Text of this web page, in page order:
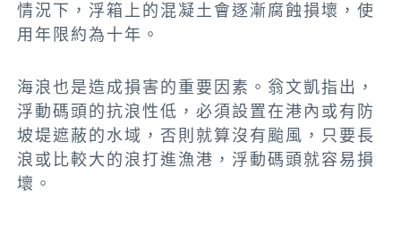
情況下，浮箱上的混凝土會逐漸腐蝕損壞，使
用年限約為十年。
海浪也是造成損害的重要因素。翁文凱指出，
浮動碼頭的抗浪性低，必須設置在港內或有防
坡堤遮蔽的水域，否則就算沒有颱風，只要長
浪或比較大的浪打進漁港，浮動碼頭就容易損
壞。